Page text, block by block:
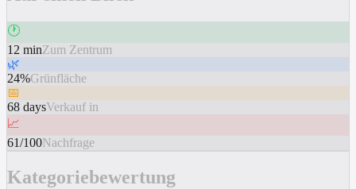
🕐
12 minZum Zentrum
🌿
24%Grünfläche
📅
68 daysVerkauf in
📈
61/100Nachfrage
Kategoriebewertung